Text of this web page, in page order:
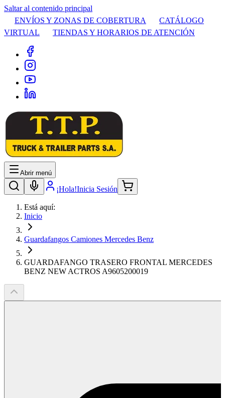
Saltar al contenido principal
ENVÍOS Y ZONAS DE COBERTURA
CATÁLOGO
VIRTUAL
TIENDAS Y HORARIOS DE ATENCIÓN
Abrir menú
¡Hola!Inicia Sesión
Está aquí:
Inicio
Guardafangos Camiones Mercedes Benz
GUARDAFANGO TRASERO FRONTAL MERCEDES
BENZ NEW ACTROS A9605200019